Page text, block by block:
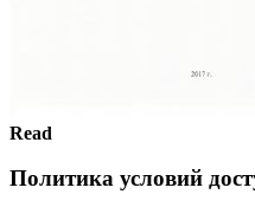
Read
Политика условий